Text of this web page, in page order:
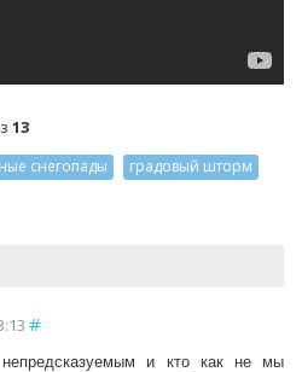
13
снегопады
градовый шторм
#
непредсказуемым и кто как не мы